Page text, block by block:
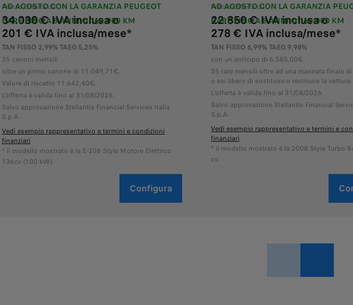
AD AGOSTO CON LA GARANZIA PEUGEOT
CARE FINO A 8 ANNI O 160.000 KM
Prezzo Offerta da
34.030 € IVA inclusa o
201 € IVA inclusa/mese*
TAN FISSO 2,99% TAEG 5,25%.
35 canoni mensili
oltre un primo canone di 11.049,71€.
Valore di riscatto 11.642,40€.
L'offerta è valida fino al 31/08/2026.
Salvo approvazione Stellantis Financial Services Italia
S.p.A.
Vedi esempio rappresentativo e termini e condizioni
finanziari
* il modello mostrato è la E-208 Style Motore Elettrico
136cv (100 kW).
Configura
AD AGOSTO CON LA GARANZIA
CARE FINO A 8 ANNI O 160.000 KM
Prezzo Offerta da
22.850 € IVA inclusa o
278 € IVA inclusa/mese*
TAN FISSO 6,99% TAEG 9,98%
con un anticipo di 6.585,00€.
35 rate mensili oltre ad una maxirata finale
o sei libero di sostituire o restituire la vettura.
L'offerta è valida fino al 31/08/2026.
Salvo approvazione Stellantis Financial
S.p.A.
Vedi esempio rappresentativo e termini e
finanziari
* il modello mostrato è la 2008 Style Turbo
cv.